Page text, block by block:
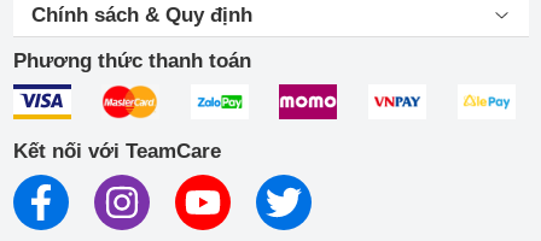
Watch ở TeamCare chỉ với 120.000đ
Hướng dẫn dán cường lực Apple
Watch tại nhà
Bạn nên rửa sạch tay và đảm bảo môi trường xung quanh
không có bụi và vệ sinh màn hình Apple Watch bằng khăn
mềm và dung dịch vệ sinh chuyên dụng.
Chính sách & Quy định
Phương thức thanh toán
Kết nối với TeamCare